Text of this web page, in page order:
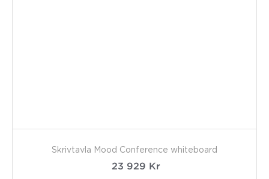
Skrivtavla Mood Conference whiteboard
23 929 Kr